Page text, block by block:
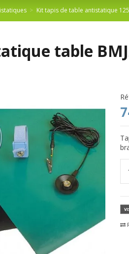
Kit tapis de table antistatique
table